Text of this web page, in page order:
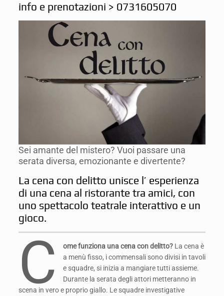
info e prenotazioni > 0731605070
Sei amante del mistero? Vuoi passare una
serata diversa, emozionante e divertente?
La cena con delitto unisce l’ esperienza
di una cena al ristorante tra amici, con
uno spettacolo teatrale interattivo e un
gioco.
C ome funziona una cena con delitto? La cena è
a menù fisso, i commensali sono divisi in tavoli
e squadre, si inizia a mangiare tutti assieme.
Durante la serata degli attori metteranno in
scena in vero e proprio giallo. Le squadre investigative